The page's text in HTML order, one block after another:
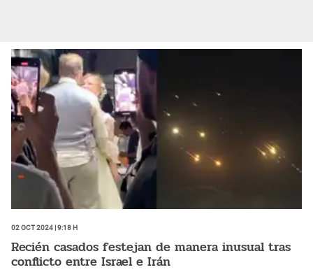
02 Oct 2024 | 9:18 h
Recién casados festejan de manera inusual tras
conflicto entre Israel e Irán